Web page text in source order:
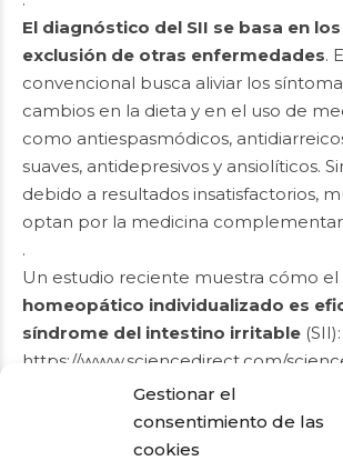
Gestionar el
consentimiento de las
cookies
El diagnóstico del SII se basa en
exclusión de otras enfermedades.
convencional busca aliviar los
cambios en la dieta y en el uso de
como antiespasmódicos,
suaves, antidepresivos y ansiolíticos.
debido a resultados insatisfactorios,
optan por la medicina
.
Un estudio reciente muestra cómo el
homeopático individualizado es
síndrome del intestino irritable
https://www.sciencedirect.com/
S1550830722001690?via%3Dihub
La homeopatía es una opción